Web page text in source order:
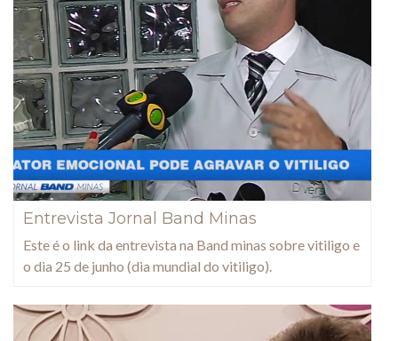
Entrevista Jornal Band Minas
Este é o link da entrevista na Band minas sobre vitiligo e
o dia 25 de junho (dia mundial do vitiligo).